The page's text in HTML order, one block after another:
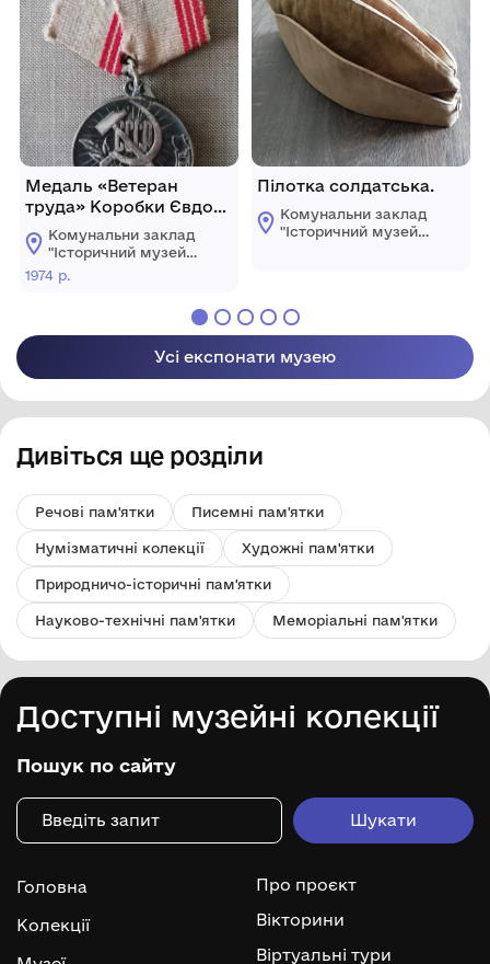
Медаль «Ветеран
труда» Коробки Євдокії
Миколаївни.
Комунальни заклад
"Історичний музей
імені Василя
Порика"
1974 р.
Пілотка солдатська.
Комунальни заклад
"Історичний музей
Усі експонати музею
Дивіться ще розділи
Речові пам'ятки Писемні пам'ятки
Нумізматичні колекції Художні пам'ятки
Природничо-історичні пам'ятки
Науково-технічні пам'ятки Меморіальні пам'ятки
Доступні музейні колекції
Пошук по сайту
Головна
Колекції
Про проєкт
Вікторини
Віртуальні тури